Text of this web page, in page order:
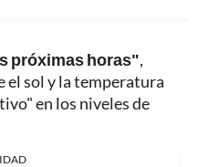
próximas horas",
el sol y la temperatura
en los niveles de